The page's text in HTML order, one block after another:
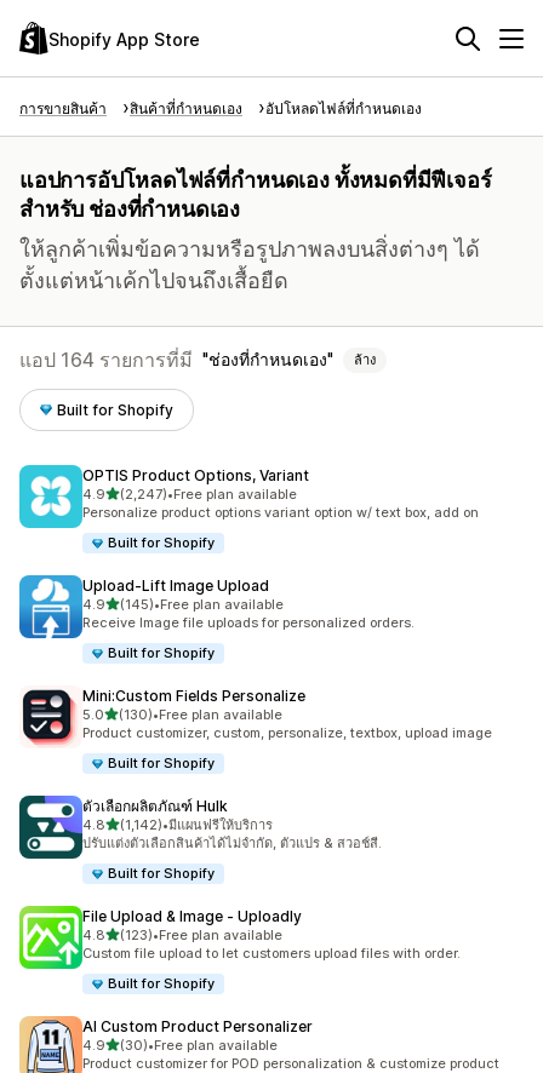
Shopify App Store
การขายสินค้า สินค้าที่กำหนดเอง อัปโหลดไฟล์ที่กำหนดเอง
แอปการอัปโหลดไฟล์ที่กำหนดเอง ทั้งหมดที่มีฟีเจอร์
สำหรับ ช่องที่กำหนดเอง
ให้ลูกค้าเพิ่มข้อความหรือรูปภาพลงบนสิ่งต่างๆ ได้
ตั้งแต่หน้าเค้กไปจนถึงเสื้อยืด
แอป 164 รายการที่มี ช่องที่กำหนดเอง ล้าง
Built for Shopify
OPTIS Product Options, Variant
4.9เต็ม 5 ดาว
(2,247)
ทั้งหมด 2247 รีวิว
•Free plan available
Personalize product options variant option w/ text box, add on
Built for Shopify
Upload‑Lift Image Upload
4.9เต็ม 5 ดาว
(145)
ทั้งหมด 145 รีวิว
•Free plan available
Receive Image file uploads for personalized orders.
Built for Shopify
Mini:Custom Fields Personalize
5.0เต็ม 5 ดาว
(130)
ทั้งหมด 130 รีวิว
•Free plan available
Product customizer, custom, personalize, textbox, upload image
Built for Shopify
ตัวเลือกผลิตภัณฑ์ Hulk
4.8เต็ม 5 ดาว
(1,142)
ทั้งหมด 1142 รีวิว
•มีแผนฟรีให้บริการ
ปรับแต่งตัวเลือกสินค้าได้ไม่จำกัด, ตัวแปร & สวอช์สี.
Built for Shopify
File Upload & Image ‑ Uploadly
4.8เต็ม 5 ดาว
(123)
ทั้งหมด 123 รีวิว
•Free plan available
Custom file upload to let customers upload files with order.
Built for Shopify
AI Custom Product Personalizer
4.9เต็ม 5 ดาว
(30)
ทั้งหมด 30 รีวิว
•Free plan available
Product customizer for POD personalization & customize product